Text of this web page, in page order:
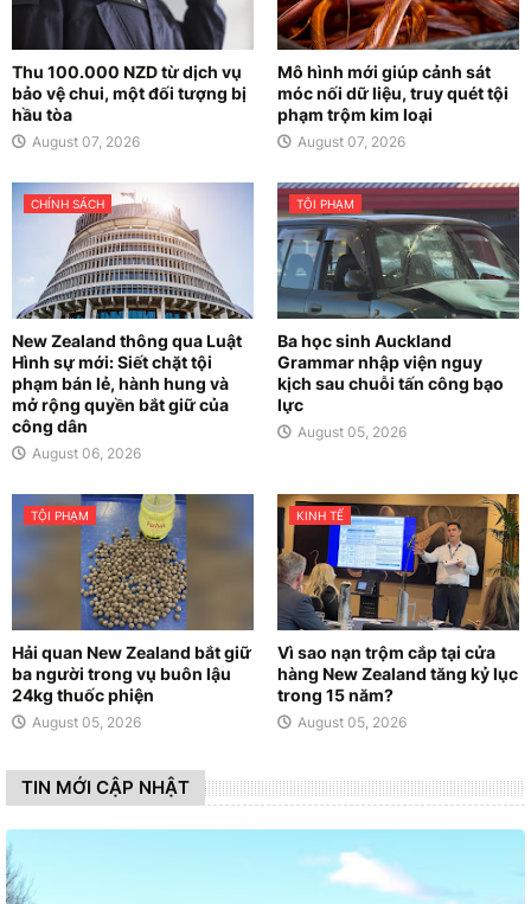
Thu 100.000 NZD từ dịch vụ
bảo vệ chui, một đối tượng bị
hầu tòa
August 07, 2026
Mô hình mới giúp cảnh sát
móc nối dữ liệu, truy quét tội
phạm trộm kim loại
August 07, 2026
CHÍNH SÁCH
New Zealand thông qua Luật
Hình sự mới: Siết chặt tội
phạm bán lẻ, hành hung và
mở rộng quyền bắt giữ của
công dân
August 06, 2026
TỘI PHẠM
Ba học sinh Auckland
Grammar nhập viện nguy
kịch sau chuỗi tấn công bạo
lực
August 05, 2026
TỘI PHẠM
Hải quan New Zealand bắt giữ
ba người trong vụ buôn lậu
24kg thuốc phiện
August 05, 2026
KINH TẾ
Vì sao nạn trộm cắp tại cửa
hàng New Zealand tăng kỷ lục
trong 15 năm?
August 05, 2026
TIN MỚI CẬP NHẬT